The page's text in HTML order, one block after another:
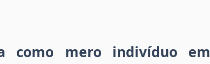
como mero indivíduo em